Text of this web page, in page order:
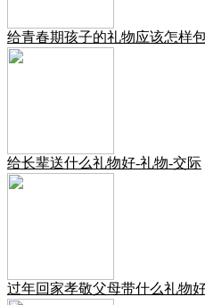
给青春期孩子的礼物应该怎样
给长辈送什么礼物好-礼物-交际
过年回家孝敬父母带什么礼物